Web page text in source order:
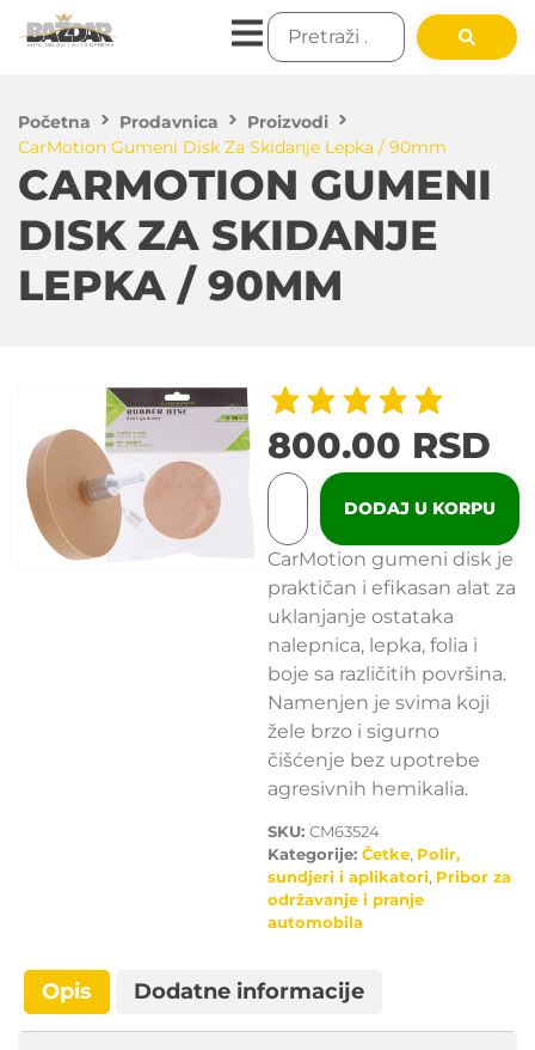
Početna Prodavnica
Proizvodi
CarMotion Gumeni Disk Za Skidanje Lepka / 90mm
CARMOTION GUMENI
DISK ZA SKIDANJE
LEPKA / 90MM
800.00 RSD
DODAJ U KORPU
CarMotion gumeni disk je
praktičan i efikasan alat za
uklanjanje ostataka
nalepnica, lepka, folia i
boje sa različitih površina.
Namenjen je svima koji
žele brzo i sigurno
čišćenje bez upotrebe
agresivnih hemikalia.
SKU: CM63524
Kategorije: Četke, Polir,
sundjeri i aplikatori, Pribor za
održavanje i pranje
automobila
Opis Dodatne informacije